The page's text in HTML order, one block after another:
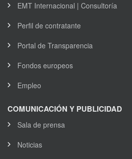
EMT Internacional | Consultoría
Perfil de contratante
Portal de Transparencia
Fondos europeos
Empleo
COMUNICACIÓN Y PUBLICIDAD
Sala de prensa
Noticias